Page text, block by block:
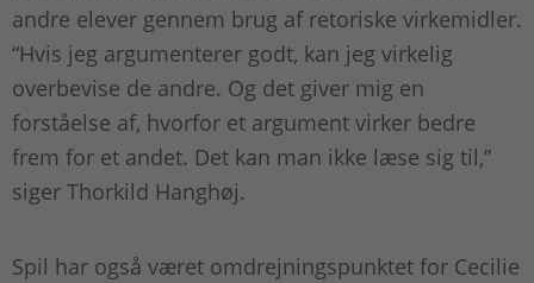
andre elever gennem brug af retoriske virkemidler.
“Hvis jeg argumenterer godt, kan jeg virkelig
overbevise de andre. Og det giver mig en
forståelse af, hvorfor et argument virker bedre
frem for et andet. Det kan man ikke læse sig til,”
siger Thorkild Hanghøj.
Spil har også været omdrejningspunktet for Cecilie